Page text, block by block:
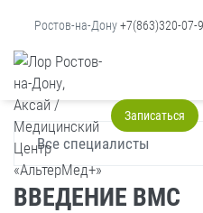
Ростов-на-Дону+7(863)320-07-
Записаться
Главная
Все специалисты
ВВЕДЕНИЕ ВМС